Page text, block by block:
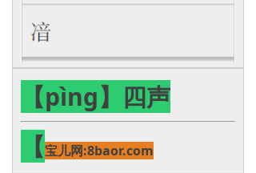
【pìng】四声
【宝儿网:8baor.com